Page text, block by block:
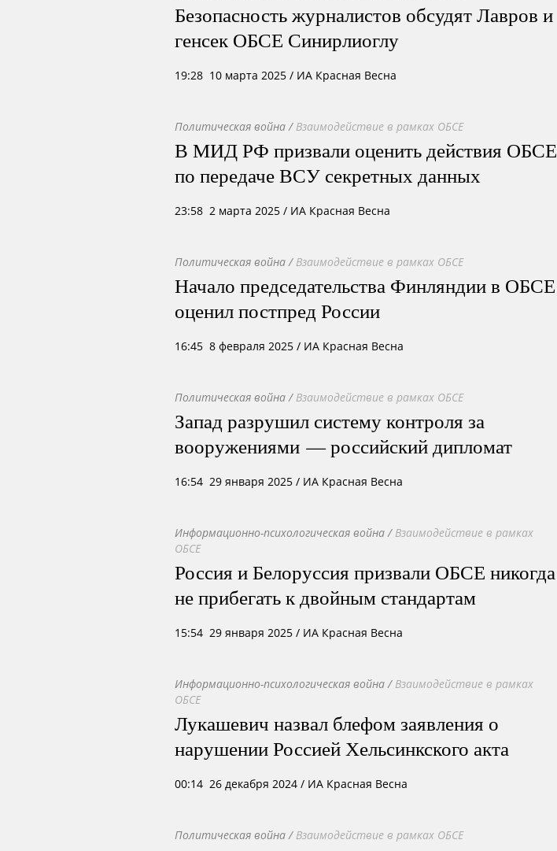
Безопасность журналистов обсудят Лавров и
генсек ОБСЕ Синирлиоглу
19:28 10 марта 2025 / ИА Красная Весна
Политическая война / Взаимодействие в рамках ОБСЕ
В МИД РФ призвали оценить действия ОБСЕ
по передаче ВСУ секретных данных
23:58 2 марта 2025 / ИА Красная Весна
Политическая война / Взаимодействие в рамках ОБСЕ
Начало председательства Финляндии в ОБСЕ
оценил постпред России
16:45 8 февраля 2025 / ИА Красная Весна
Политическая война / Взаимодействие в рамках ОБСЕ
Запад разрушил систему контроля за
вооружениями — российский дипломат
16:54 29 января 2025 / ИА Красная Весна
Информационно-психологическая война / Взаимодействие в рамках
ОБСЕ
Россия и Белоруссия призвали ОБСЕ никогда
не прибегать к двойным стандартам
15:54 29 января 2025 / ИА Красная Весна
Информационно-психологическая война / Взаимодействие в рамках
ОБСЕ
Лукашевич назвал блефом заявления о
нарушении Россией Хельсинкского акта
00:14 26 декабря 2024 / ИА Красная Весна
Политическая война / Взаимодействие в рамках ОБСЕ